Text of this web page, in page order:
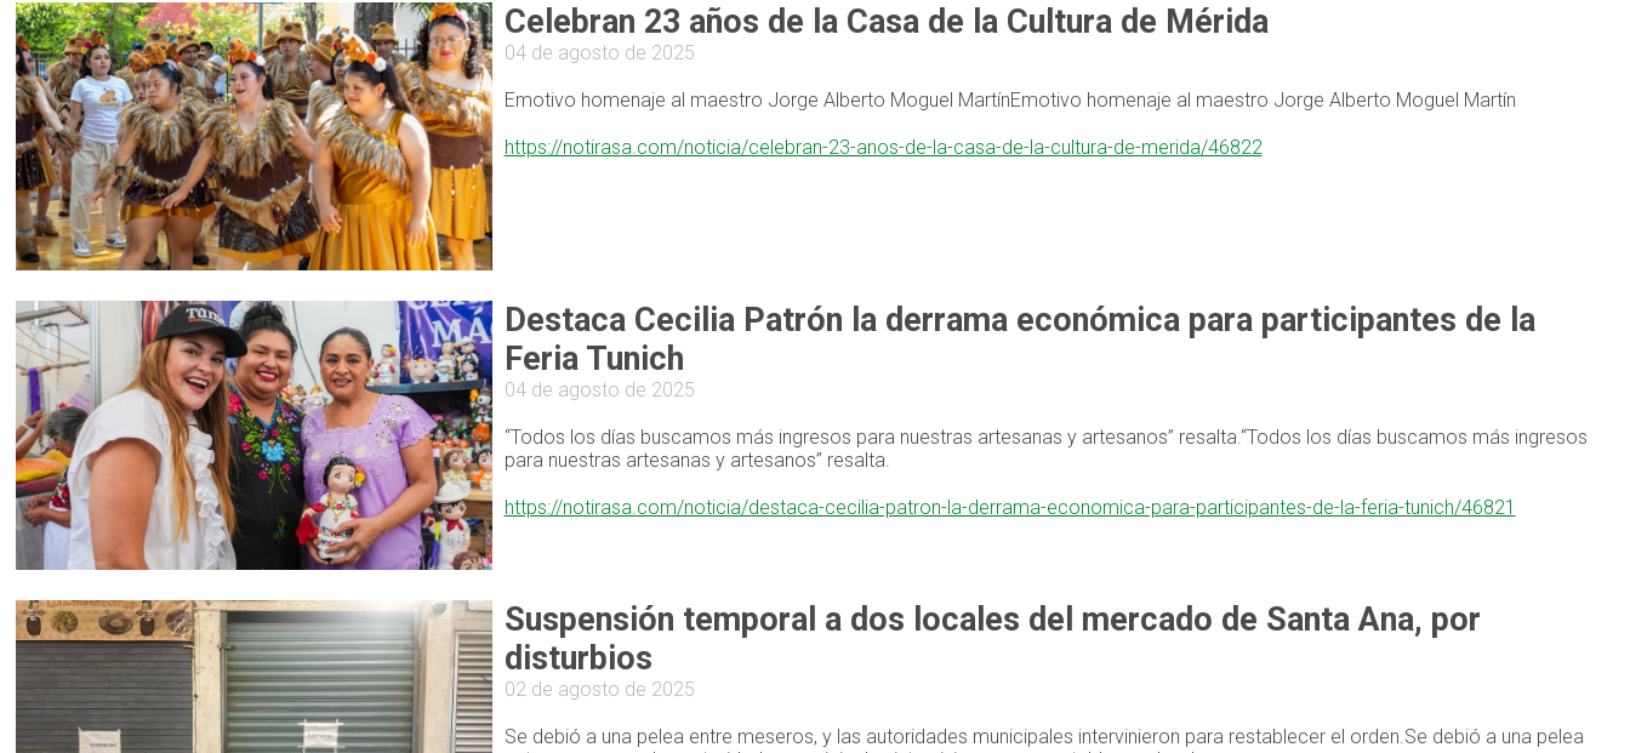
Celebran 23 años de la Casa de la Cultura de Mérida
04 de agosto de 2025
Emotivo homenaje al maestro Jorge Alberto Moguel MartínEmotivo homenaje al maestro Jorge Alberto Moguel Martín
https://notirasa.com/noticia/celebran-23-anos-de-la-casa-de-la-cultura-de-merida/46822
Destaca Cecilia Patrón la derrama económica para participantes de la
Feria Tunich
04 de agosto de 2025
“Todos los días buscamos más ingresos para nuestras artesanas y artesanos” resalta.“Todos los días buscamos más ingresos
para nuestras artesanas y artesanos” resalta.
https://notirasa.com/noticia/destaca-cecilia-patron-la-derrama-economica-para-participantes-de-la-feria-tunich/46821
Suspensión temporal a dos locales del mercado de Santa Ana, por
disturbios
02 de agosto de 2025
Se debió a una pelea entre meseros, y las autoridades municipales intervinieron para restablecer el orden.Se debió a una pelea